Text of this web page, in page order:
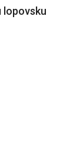
lopovsku